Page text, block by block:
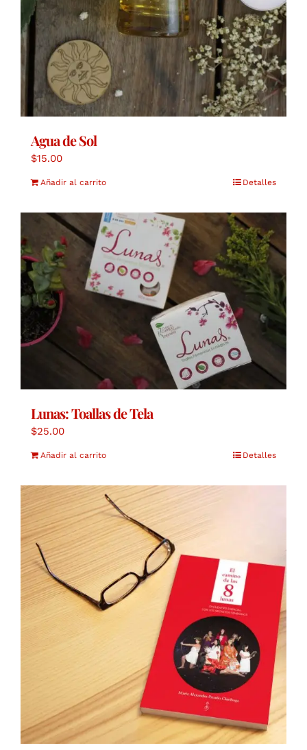
Agua de Sol
$15.00
Añadir al carrito Detalles
Lunas: Toallas de Tela
$25.00
Añadir al carrito Detalles